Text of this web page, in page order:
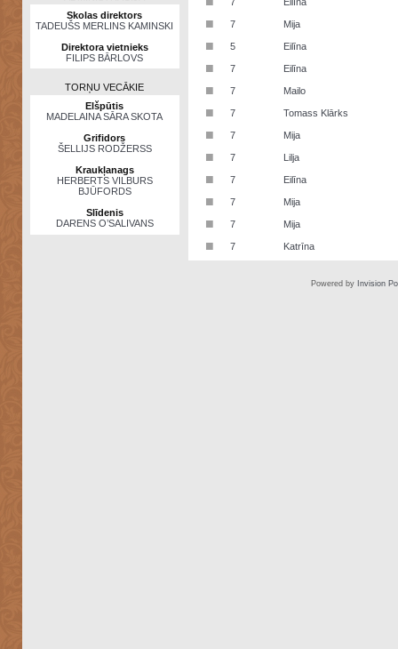
Skolas direktors
TADEUŠS MERLINS KAMINSKI
Direktora vietnieks
FILIPS BĀRLOVS
TORŅU VECĀKIE
Elšpūtis
MADELAINA SĀRA SKOTA
Grifidors
ŠELLIJS RODŽERSS
Kraukļanags
HERBERTS VILBURS
BJŪFORDS
Slīdenis
DARENS O’SALIVANS
■ 7 Mija
■ 5 Eilīna
■ 7 Eilīna
■ 7 Mailo
■ 7 Tomass Klārks
■ 7 Mija
■ 7 Lilja
■ 7 Eilīna
■ 7 Mija
■ 7 Mija
■ 7 Katrīna
Powered by Invision